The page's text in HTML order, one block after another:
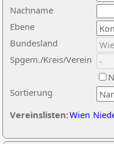
Nachname
Ebene
Sortierung
Bundesland
Spgem./Kreis/Verein
Vereinslisten:Wien